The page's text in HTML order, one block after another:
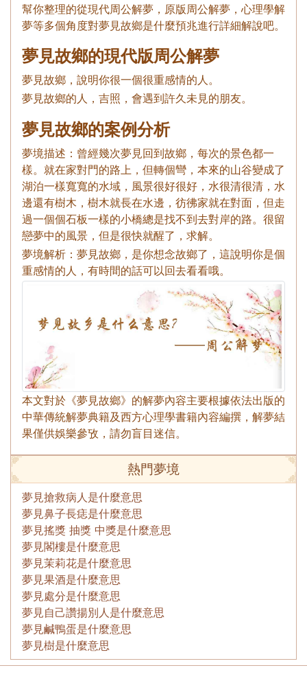
幫你整理的從現代周公解夢，原版周公解夢，心理學解
夢等多個角度對夢見故鄉是什麼預兆進行詳細解說吧。
夢見故鄉的現代版周公解夢
夢見故鄉，說明你很一個很重感情的人。
夢見故鄉的人，吉照，會遇到許久未見的朋友。
夢見故鄉的案例分析
夢境描述：曾經幾次夢見回到故鄉，每次的景色都一
樣。就在家對門的路上，但轉個彎，本來的山谷變成了
湖泊一樣寬寬的水域，風景很好很好，水很清很清，水
邊還有樹木，樹木就長在水邊，彷彿家就在對面，但走
過一個個石板一樣的小橋總是找不到去對岸的路。很留
戀夢中的風景，但是很快就醒了，求解。
夢境解析：夢見故鄉，是你想念故鄉了，這說明你是個
重感情的人，有時間的話可以回去看看哦。
本文對於《夢見故鄉》的解夢內容主要根據依法出版的
中華傳統解夢典籍及西方心理學書籍內容編撰，解夢結
果僅供娛樂參攷，請勿盲目迷信。
熱門夢境
夢見搶救病人是什麼意思
夢見鼻子長痣是什麼意思
夢見搖獎 抽獎 中獎是什麼意思
夢見閣樓是什麼意思
夢見茉莉花是什麼意思
夢見果酒是什麼意思
夢見處分是什麼意思
夢見自己讚揚別人是什麼意思
夢見鹹鴨蛋是什麼意思
夢見樹是什麼意思